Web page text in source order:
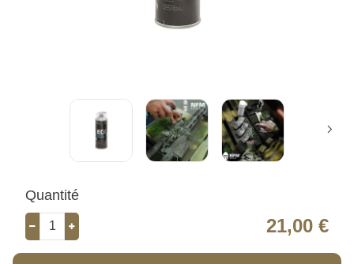
Quantité
21,00 €